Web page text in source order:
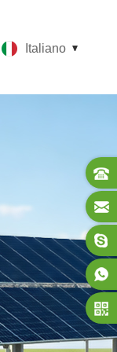
Italiano